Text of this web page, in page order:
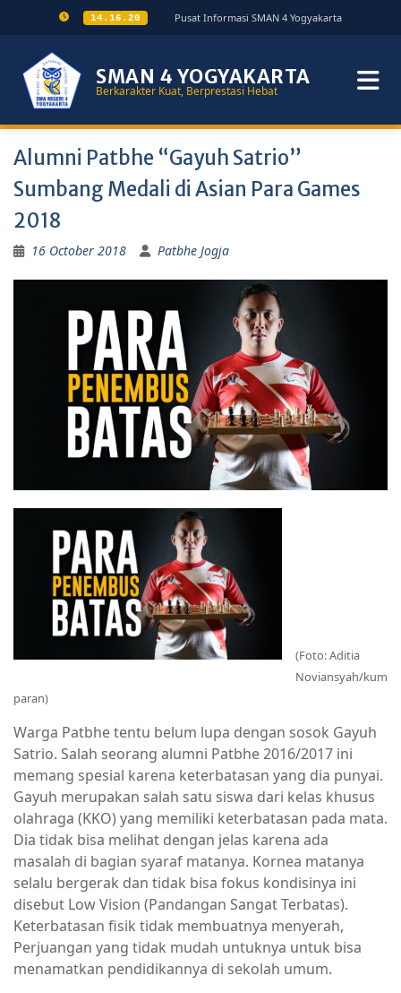
14.16.20 Pusat Informasi SMAN 4 Yogyakarta
SMAN 4 YOGYAKARTA
Berkarakter Kuat, Berprestasi Hebat
Alumni Patbhe “Gayuh Satrio”
Sumbang Medali di Asian Para Games
2018
16 October 2018 Patbhe Jogja
(Foto: Aditia
Noviansyah/kum
paran)
Warga Patbhe tentu belum lupa dengan sosok Gayuh
Satrio. Salah seorang alumni Patbhe 2016/2017 ini
memang spesial karena keterbatasan yang dia punyai.
Gayuh merupakan salah satu siswa dari kelas khusus
olahraga (KKO) yang memiliki keterbatasan pada mata.
Dia tidak bisa melihat dengan jelas karena ada
masalah di bagian syaraf matanya. Kornea matanya
selalu bergerak dan tidak bisa fokus kondisinya ini
disebut Low Vision (Pandangan Sangat Terbatas).
Keterbatasan fisik tidak membuatnya menyerah,
Perjuangan yang tidak mudah untuknya untuk bisa
menamatkan pendidikannya di sekolah umum.